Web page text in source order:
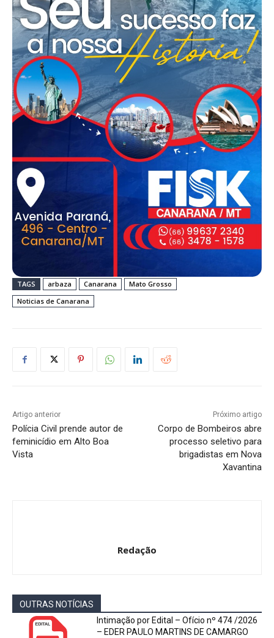
TAGS arbaza Canarana
Mato Grosso
Noticias de Canarana
Artigo anterior
Polícia Civil prende autor de
feminicídio em Alto Boa
Vista
Próximo artigo
Corpo de Bombeiros abre
processo seletivo para
brigadistas em Nova
Xavantina
Redação
OUTRAS NOTÍCIAS
Intimação por Edital – Ofício nº 474 /2026
– EDER PAULO MARTINS DE CAMARGO